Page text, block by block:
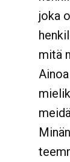
joka
mitä